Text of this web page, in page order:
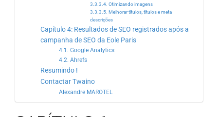
3.3.3.4. Otimizando imagens
3.3.3.5. Melhorar títulos, títulos e meta
descrições
Capítulo 4: Resultados de SEO registrados após a
campanha de SEO da Eole Paris
4.1. Google Analytics
4.2. Ahrefs
Resumindo !
Contactar Twaino
Alexandre MAROTEL